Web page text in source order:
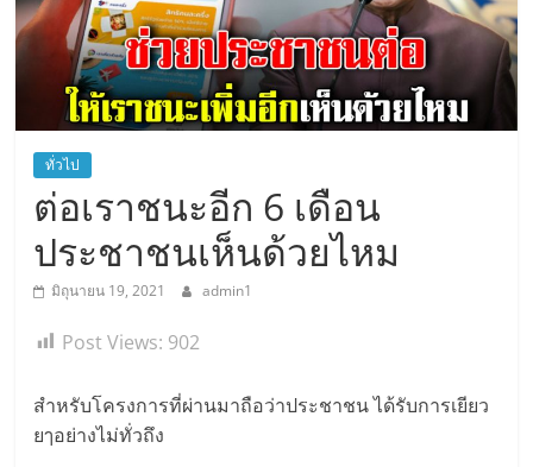
ทั่วไป
ต่อเราช​นะอีก 6 เดือ​น
ประชาชนเห็นด้วยไหม
มิถุนายน 19, 2021 admin1
Post Views: 902
สำหรับโครงการที่ผ่านมาถือว่าประชาชน ได้รับการเยียว
ยๅอย่างไม่ทั่วถึง